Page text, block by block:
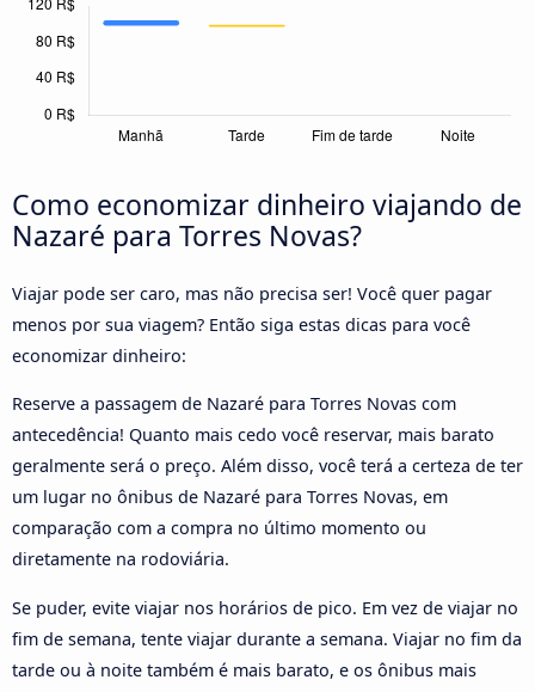
Como economizar dinheiro viajando de
Nazaré para Torres Novas?
Viajar pode ser caro, mas não precisa ser! Você quer pagar
menos por sua viagem? Então siga estas dicas para você
economizar dinheiro:
Reserve a passagem de Nazaré para Torres Novas com
antecedência! Quanto mais cedo você reservar, mais barato
geralmente será o preço. Além disso, você terá a certeza de ter
um lugar no ônibus de Nazaré para Torres Novas, em
comparação com a compra no último momento ou
diretamente na rodoviária.
Se puder, evite viajar nos horários de pico. Em vez de viajar no
fim de semana, tente viajar durante a semana. Viajar no fim da
tarde ou à noite também é mais barato, e os ônibus mais